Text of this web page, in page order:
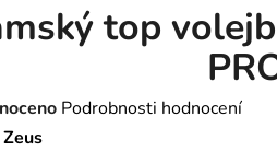
top
Podrobnosti hodnocení
Zeus